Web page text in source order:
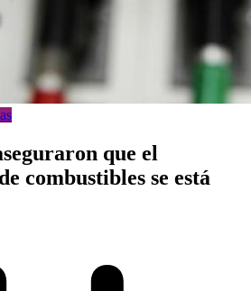
que el
combustibles se está